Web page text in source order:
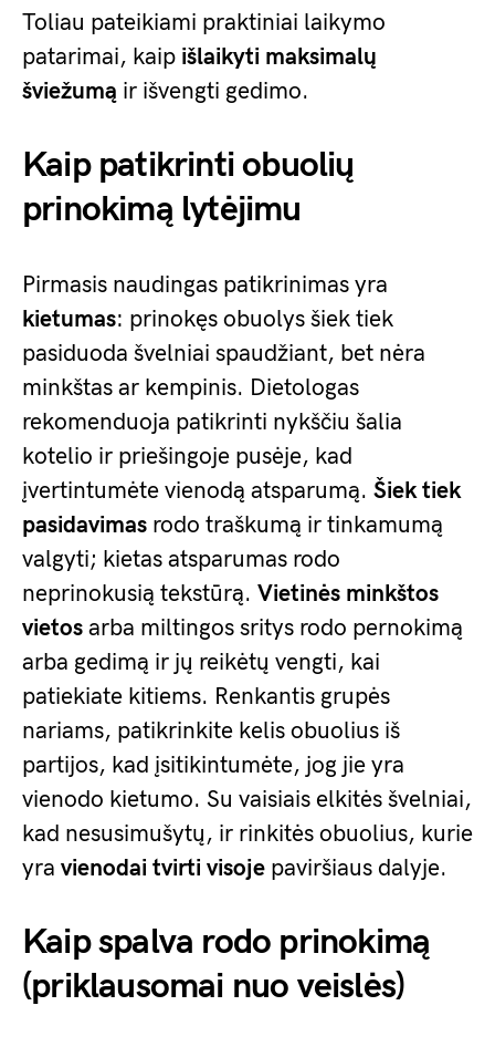
Toliau pateikiami praktiniai laikymo
patarimai, kaip išlaikyti maksimalų
šviežumą ir išvengti gedimo.
Kaip patikrinti obuolių
prinokimą lytėjimu
Pirmasis naudingas patikrinimas yra
kietumas: prinokęs obuolys šiek tiek
pasiduoda švelniai spaudžiant, bet nėra
minkštas ar kempinis. Dietologas
rekomenduoja patikrinti nykščiu šalia
kotelio ir priešingoje pusėje, kad
įvertintumėte vienodą atsparumą. Šiek tiek
pasidavimas rodo traškumą ir tinkamumą
valgyti; kietas atsparumas rodo
neprinokusią tekstūrą. Vietinės minkštos
vietos arba miltingos sritys rodo pernokimą
arba gedimą ir jų reikėtų vengti, kai
patiekiate kitiems. Renkantis grupės
nariams, patikrinkite kelis obuolius iš
partijos, kad įsitikintumėte, jog jie yra
vienodo kietumo. Su vaisiais elkitės švelniai,
kad nesusimušytų, ir rinkitės obuolius, kurie
yra vienodai tvirti visoje paviršiaus dalyje.
Kaip spalva rodo prinokimą
(priklausomai nuo veislės)